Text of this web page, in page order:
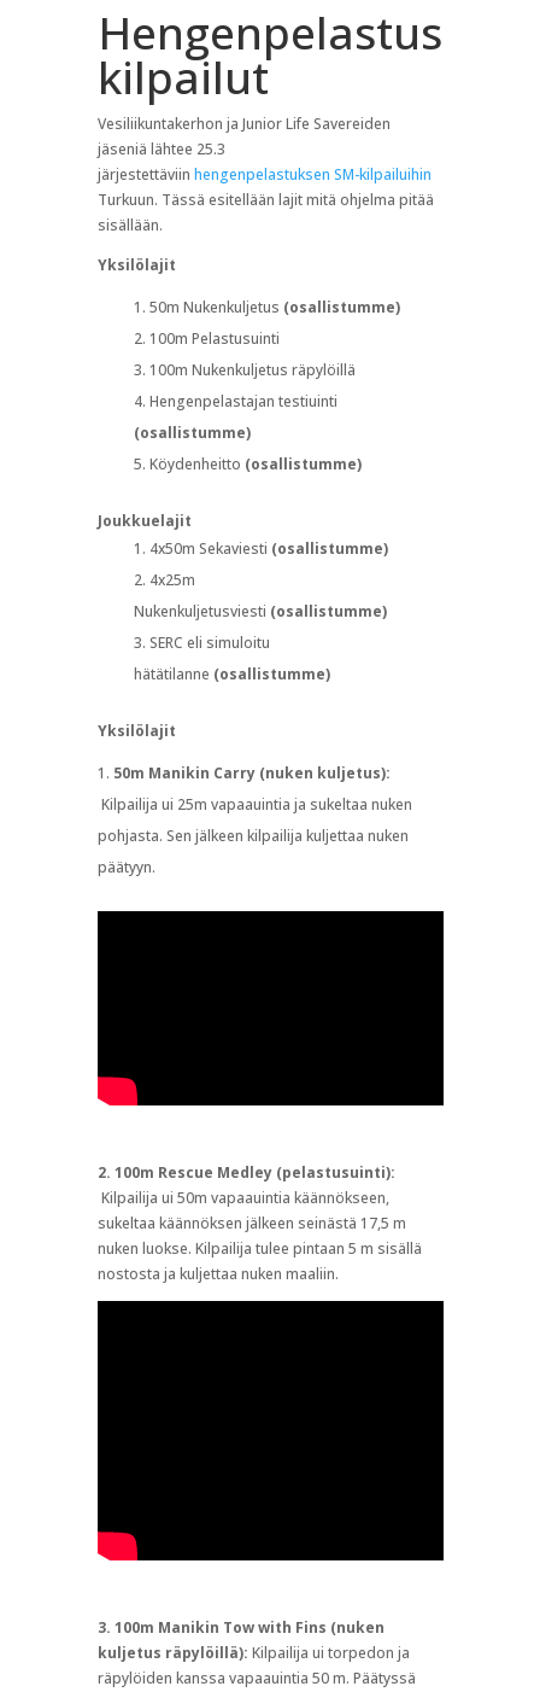
Hengenpelastus
kilpailut
Vesiliikuntakerhon ja Junior Life Savereiden
jäseniä lähtee 25.3
järjestettäviin hengenpelastuksen SM-kilpailuihin
Turkuun. Tässä esitellään lajit mitä ohjelma pitää
sisällään.
Yksilölajit
50m Nukenkuljetus (osallistumme)
100m Pelastusuinti
100m Nukenkuljetus räpylöillä
Hengenpelastajan testiuinti
(osallistumme)
Köydenheitto (osallistumme)
Joukkuelajit
4x50m Sekaviesti (osallistumme)
4x25m
Nukenkuljetusviesti (osallistumme)
SERC eli simuloitu
hätätilanne (osallistumme)
Yksilölajit
50m Manikin Carry (nuken kuljetus):
Kilpailija ui 25m vapaauintia ja sukeltaa nuken
pohjasta. Sen jälkeen kilpailija kuljettaa nuken
päätyyn.
2. 100m Rescue Medley (pelastusuinti):
Kilpailija ui 50m vapaauintia käännökseen,
sukeltaa käännöksen jälkeen seinästä 17,5 m
nuken luokse. Kilpailija tulee pintaan 5 m sisällä
nostosta ja kuljettaa nuken maaliin.
3. 100m Manikin Tow with Fins (nuken
kuljetus räpylöillä): Kilpailija ui torpedon ja
räpylöiden kanssa vapaauintia 50 m. Päätyssä